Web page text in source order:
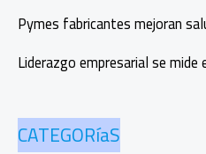
Pymes fabricantes mejoran
Liderazgo empresarial se mide
CATEGORíaS